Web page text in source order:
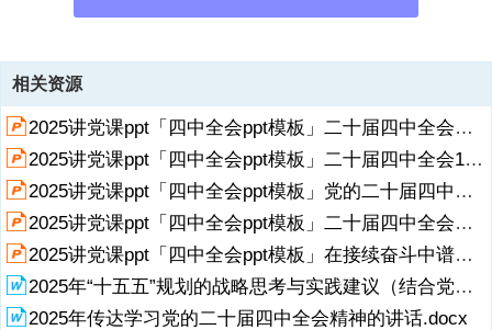
资源描述
1、历届四中全会中的“三农”,二十届四中全会将审议中共中央关于制定
国民经济和社会发展第十五个五年规划的建议,10月20日至23日,党的二
十届四中全会在北京召开。这次会议之所以受到各方广泛关注，因为它
将对未来五年，中国经济和社会发展的走向有一个系统性描绘，会上将
审议中共中央关于制定国民经济和社会发展第十五个五年规划的建议。
这一走向，不仅关乎中国，也会影响世界；不仅表现在国家宏观叙事
上，也直接关系到亿万老百姓具体细微的生活。党的二十届四中全会会
期4天，从10月20日到23日。回顾历届四中全会，从召开时间上看，多
处于承上启下的关键年份。具体时间大多在9月份，十八大以来的三届
都在10月份。从主题来看，涉及
展开阅读全文
相关资源
2025讲党课ppt「四中全会ppt模板」二十届四中全会主要议程党课ppt模板「带完整内容」.pptx
2025讲党课ppt「四中全会ppt模板」二十届四中全会10月20日至23日召开党课ppt模板「带完整内容」.pptx
2025讲党课ppt「四中全会ppt模板」党的二十届四中全会前瞻党课ppt模板【含完整内容】.pptx
2025讲党课ppt「四中全会ppt模板」二十届四中全会开启中国经济新篇章党课ppt模板【含完整内容】.pptx
2025讲党课ppt「四中全会ppt模板」在接续奋斗中谱写中国式现代化新篇章二十届四中全会主题党课ppt模板【含完整内容】.pptx
2025年“十五五”规划的战略思考与实践建议（结合党的二十届四中全会精神）.docx
2025年传达学习党的二十届四中全会精神的讲话.docx